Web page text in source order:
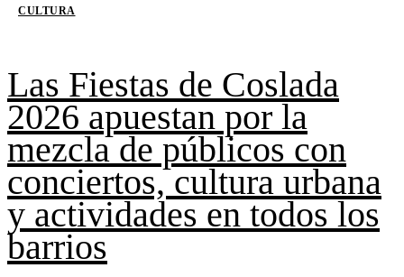
CULTURA
Las Fiestas de Coslada
2026 apuestan por la
mezcla de públicos con
conciertos, cultura urbana
y actividades en todos los
barrios